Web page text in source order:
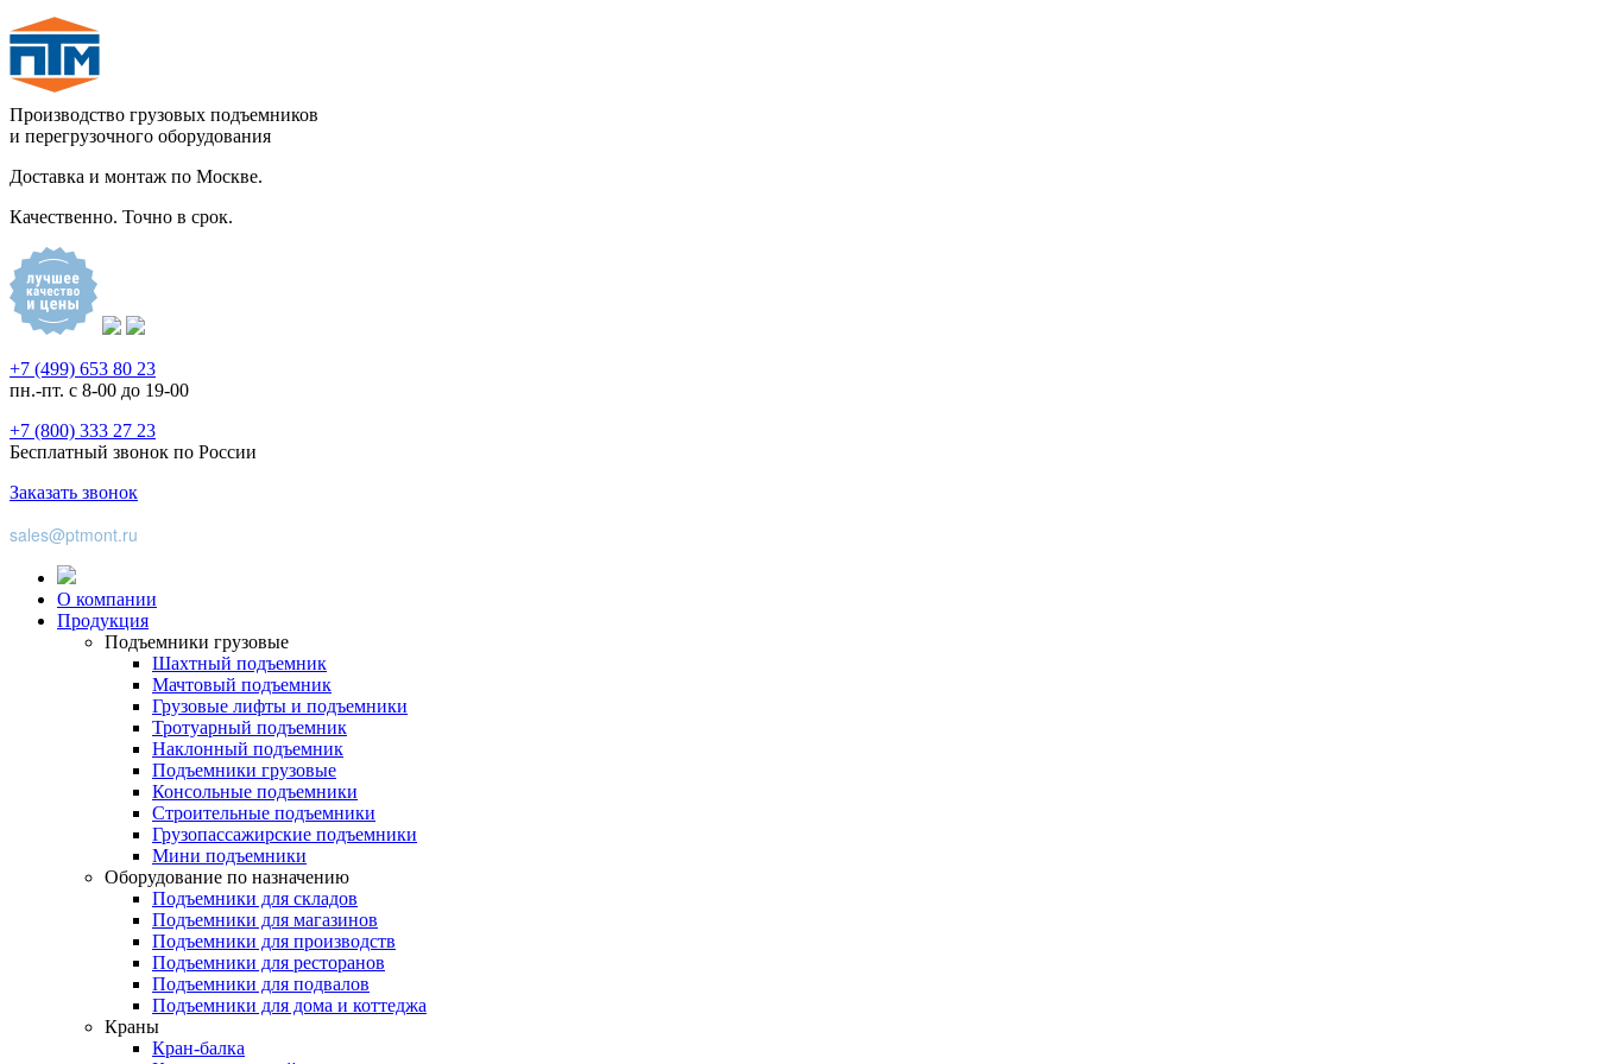
Производство грузовых подъемников
и перегрузочного оборудования
Доставка и монтаж по Москве.
Качественно. Точно в срок.
+7 (499) 653 80 23
пн.-пт. с 8-00 до 19-00
+7 (800) 333 27 23
Бесплатный звонок по России
Заказать звонок
sales@ptmont.ru
О компании
Продукция
Подъемники грузовые
Шахтный подъемник
Мачтовый подъемник
Грузовые лифты и подъемники
Тротуарный подъемник
Наклонный подъемник
Подъемники грузовые
Консольные подъемники
Строительные подъемники
Грузопассажирские подъемники
Мини подъемники
Оборудование по назначению
Подъемники для складов
Подъемники для магазинов
Подъемники для производств
Подъемники для ресторанов
Подъемники для подвалов
Подъемники для дома и коттеджа
Краны
Кран-балка